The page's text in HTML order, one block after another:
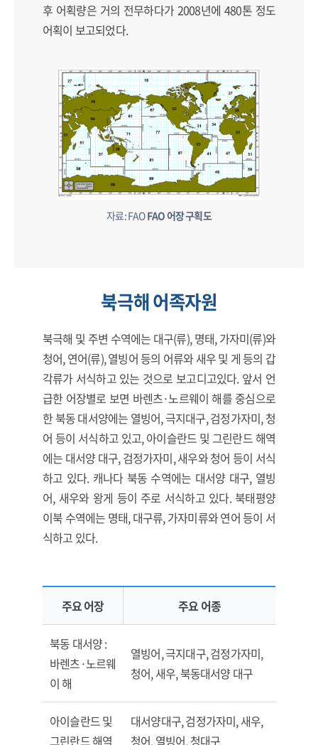
후 어획량은 거의 전무하다가 2008년에 480톤 정도
어획이 보고되었다.
자료: FAOFAO 어장 구획도
북극해 어족자원
북극해 및 주변 수역에는 대구(류), 명태, 가자미(류)와
청어, 연어(류), 열빙어 등의 어류와 새우 및 게 등의 갑
각류가 서식하고 있는 것으로 보고디고있다. 앞서 언
급한 어장별로 보면 바렌츠·노르웨이 해를 중심으로
한 북동 대서양에는 열빙어, 극지대구, 검정가자미, 청
어 등이 서식하고 있고, 아이슬란드 및 그린란드 해역
에는 대서양 대구, 검정가자미, 새우와 청어 등이 서식
하고 있다. 캐나다 북동 수역에는 대서양 대구, 열빙
어, 새우와 왕게 등이 주로 서식하고 있다. 북태평양
이북 수역에는 명태, 대구류, 가자미류와 연어 등이 서
식하고 있다.
북극해 및 주변 수역의 주요 어족 자원
주요 어장 주요 어종
북동 대서양 :
바렌츠·노르웨
이 해
열빙어, 극지대구, 검정가자미,
청어, 새우, 북동대서양 대구
아이슬란드 및
그린란드 해역
대서양대구, 검정가자미, 새우,
청어, 열빙어, 청대구